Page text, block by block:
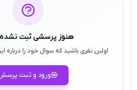
هنوز پرسشی ثبت
اولین نفری باشید که سوال خود را
ورود و ثبت